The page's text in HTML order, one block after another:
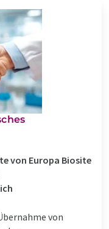
von Europa Biosite
von